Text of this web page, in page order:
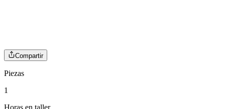
Compartir
Piezas
1
Horas en taller